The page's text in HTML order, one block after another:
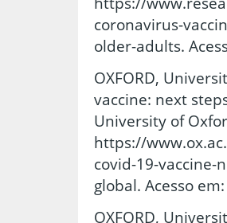
coronavirus-
older-adults.
OXFORD,
vaccine: next
University of
https://
covid-19-
global. Acesso
OXFORD,